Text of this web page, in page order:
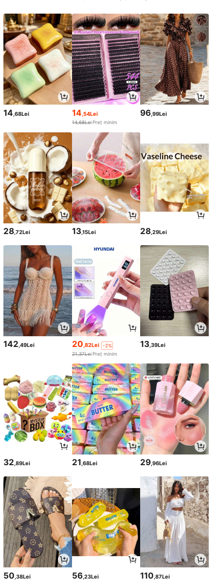
14 ,68Lei 14 ,54Lei
14,68Lei Preț minim
96 ,99Lei
28 ,72Lei 13,15Lei 28 ,29Lei
142,49Lei 20,82Lei
-2%
21,37Lei Preț minim
13,39Lei
32,89Lei 21,68Lei 29,96Lei
50 ,38Lei 56,23Lei 110 ,87Lei